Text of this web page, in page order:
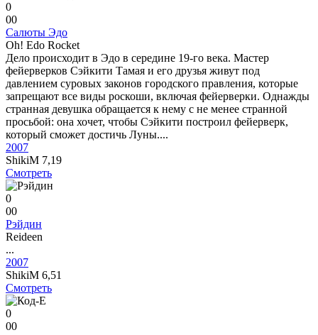
0
00
Салюты Эдо
Oh! Edo Rocket
Дело происходит в Эдо в середине 19-го века. Мастер
фейерверков Сэйкити Тамая и его друзья живут под
давлением суровых законов городского правления, которые
запрещают все виды роскоши, включая фейерверки. Однажды
странная девушка обращается к нему с не менее странной
просьбой: она хочет, чтобы Сэйкити построил фейерверк,
который сможет достичь Луны....
2007
ShikiM 7,19
Смотреть
0
00
Рэйдин
Reideen
...
2007
ShikiM 6,51
Смотреть
0
00